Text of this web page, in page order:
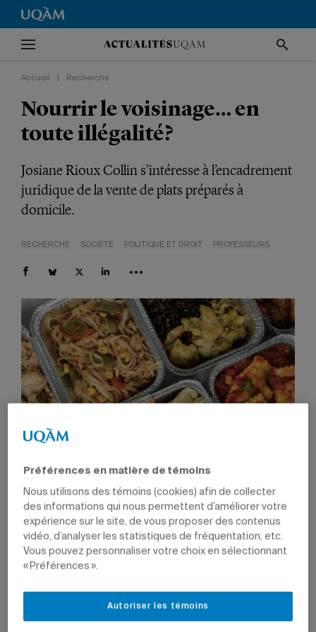
Accueil Recherche
Nourrir le voisinage… en
toute illégalité?
Josiane Rioux Collin s’intéresse à l’encadrement
juridique de la vente de plats préparés à
domicile.
RECHERCHE SOCIÉTÉ POLITIQUE ET DROIT PROFESSEURS
Pour les consommatrices et consommateurs, l'achat de
plats préparés à domicile permet de découvrir la cuisine
de différentes cultures. Photo: Getty Images
Par Pierre-Etienne Caza
Préférences en matière de témoins
Nous utilisons des témoins (cookies) afin de collecter
des informations qui nous permettent d’améliorer votre
expérience sur le site, de vous proposer des contenus
vidéo, d’analyser les statistiques de fréquentation, etc.
Vous pouvez personnaliser votre choix en sélectionnant
« Préférences ».
Autoriser les témoins